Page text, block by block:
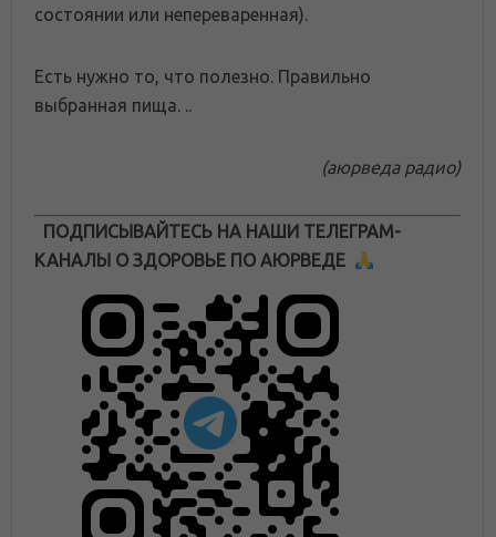
состоянии или непереваренная).
Есть нужно то, что полезно. Правильно
выбранная пища. ..
(аюрведа радио)
ПОДПИСЫВАЙТЕСЬ НА НАШИ ТЕЛЕГРАМ-
КАНАЛЫ О ЗДОРОВЬЕ ПО АЮРВЕДЕ